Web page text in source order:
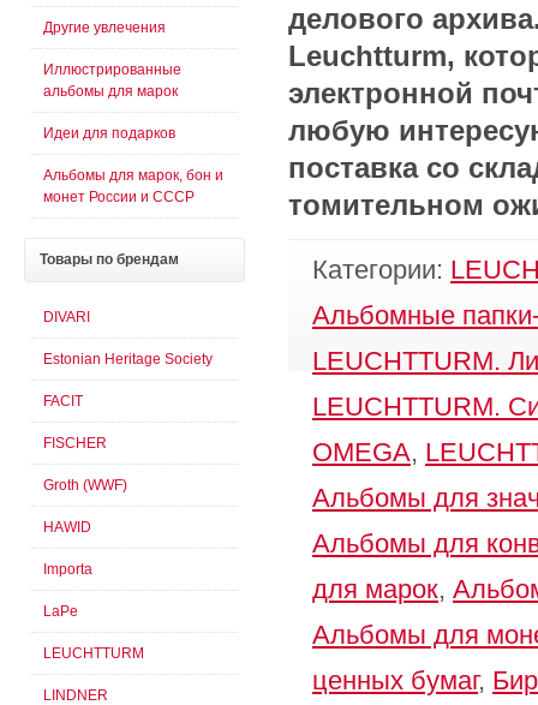
делового
Leuchtturm,
электронной
любую
поставка со
томительном
Категории:
Альбомные
LEUCHTTURM.
LEUCHTTURM.
OMEGA,
Альбомы для
Альбомы для
для марок,
Альбомы для
ценных бумаг,
Другие увлечения
Иллюстрированные
альбомы для марок
Идеи для подарков
Альбомы для марок, бон и
монет России и СССР
Товары по брендам
DIVARI
Estonian Heritage Society
FACIT
FISCHER
Groth (WWF)
HAWID
Importa
LaPe
LEUCHTTURM
LINDNER